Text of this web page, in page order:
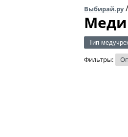
Выбирай.ру/
Тип
Фильтры: